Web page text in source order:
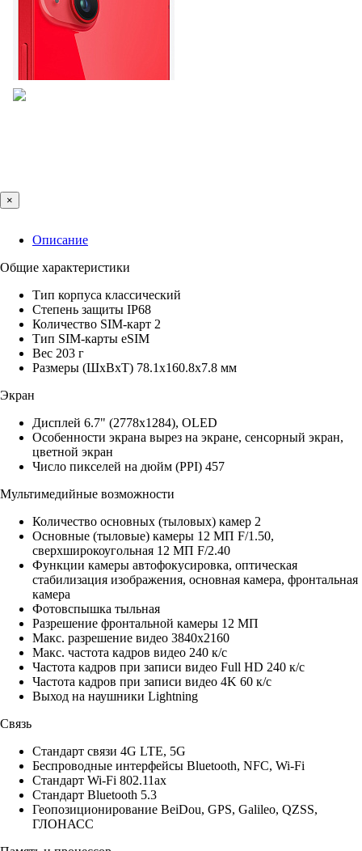
×
Описание
Общие характеристики
Тип корпуса классический
Степень защиты IP68
Количество SIM-карт 2
Тип SIM-карты eSIM
Вес 203 г
Размеры (ШxВxТ) 78.1x160.8x7.8 мм
Экран
Дисплей 6.7" (2778x1284), OLED
Особенности экрана вырез на экране, сенсорный экран,
цветной экран
Число пикселей на дюйм (PPI) 457
Мультимедийные возможности
Количество основных (тыловых) камер 2
Основные (тыловые) камеры 12 МП F/1.50,
сверхширокоугольная 12 МП F/2.40
Функции камеры автофокусировка, оптическая
стабилизация изображения, основная камера, фронтальная
камера
Фотовспышка тыльная
Разрешение фронтальной камеры 12 МП
Макс. разрешение видео 3840x2160
Макс. частота кадров видео 240 к/с
Частота кадров при записи видео Full HD 240 к/c
Частота кадров при записи видео 4K 60 к/c
Выход на наушники Lightning
Связь
Стандарт связи 4G LTE, 5G
Беспроводные интерфейсы Bluetooth, NFC, Wi-Fi
Стандарт Wi-Fi 802.11ax
Стандарт Bluetooth 5.3
Геопозиционирование BeiDou, GPS, Galileo, QZSS,
ГЛОНАСС